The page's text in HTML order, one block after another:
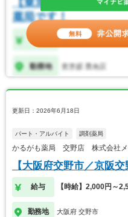
更新日：2026年6月18日
パート・アルバイト 調剤薬局
かるがも薬局 交野店 株式会社メ
【大阪府交野市／京阪
給与 【時給】2,000円～
勤務地 大阪府 交野市